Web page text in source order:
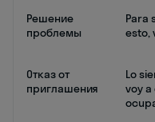
Решение
проблемы
Para
esto,
Отказ от
приглашения
Lo
voy